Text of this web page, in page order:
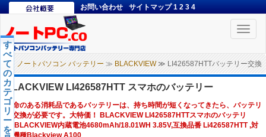
お問い合わせ サイトマップ 1 2 3 4
Toggle
ノートパソコン バッテリー ≫ BLACKVIEW≫ LI426587HTTバッテリー交換
す
べ
て
の
カ
テ
ゴ
リ
ー
を
BLACKVIEW LI426587HTT スマホのバッテリー
寿命のある消耗品であるバッテリーは、持ち時間が短くなってきたら、バッテリ
ー交換が必要です。大特価！ BLACKVIEW LI426587HTTスマホのバッテリ
ー,BLACKVIEW内蔵電池4680mAh/18.01WH 3.85V,互換品番 Li426587HTT ,対
応機種Blackview A100